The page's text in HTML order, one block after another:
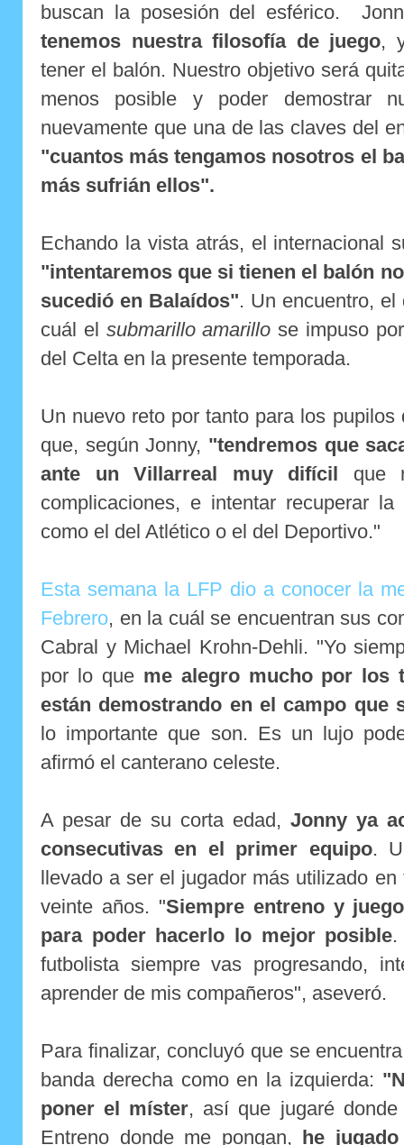
buscan la posesión del esférico.
tenemos nuestra filosofía de juego,
tener el balón. Nuestro objetivo será
menos posible y poder demostrar
nuevamente que una de las claves del
"cuantos más tengamos nosotros el
más sufrián ellos".
Echando la vista atrás, el internacional
"intentaremos que si tienen el balón
sucedió en Balaídos". Un encuentro,
cuál el submarillo amarillo se impuso
del Celta en la presente temporada.
Un nuevo reto por tanto para los
que, según Jonny, "tendremos que
ante un Villarreal muy difícil
que
complicaciones, e intentar recuperar
como el del Atlético o el del Deportivo."
Esta semana la LFP dio a conocer la
Febrero, en la cuál se encuentran sus
Cabral y Michael Krohn-Dehli. "Yo
por lo que me alegro mucho por los
están demostrando en el campo que
lo importante que son. Es un lujo
afirmó el canterano celeste.
A pesar de su corta edad, Jonny ya
consecutivas en el primer equipo.
llevado a ser el jugador más utilizado
veinte años. "Siempre entreno y
para poder hacerlo lo mejor posible.
futbolista siempre vas progresando,
aprender de mis compañeros", aseveró.
Para finalizar, concluyó que se
banda derecha como en la izquierda:
poner el míster, así que jugaré
Entreno donde me pongan,
he